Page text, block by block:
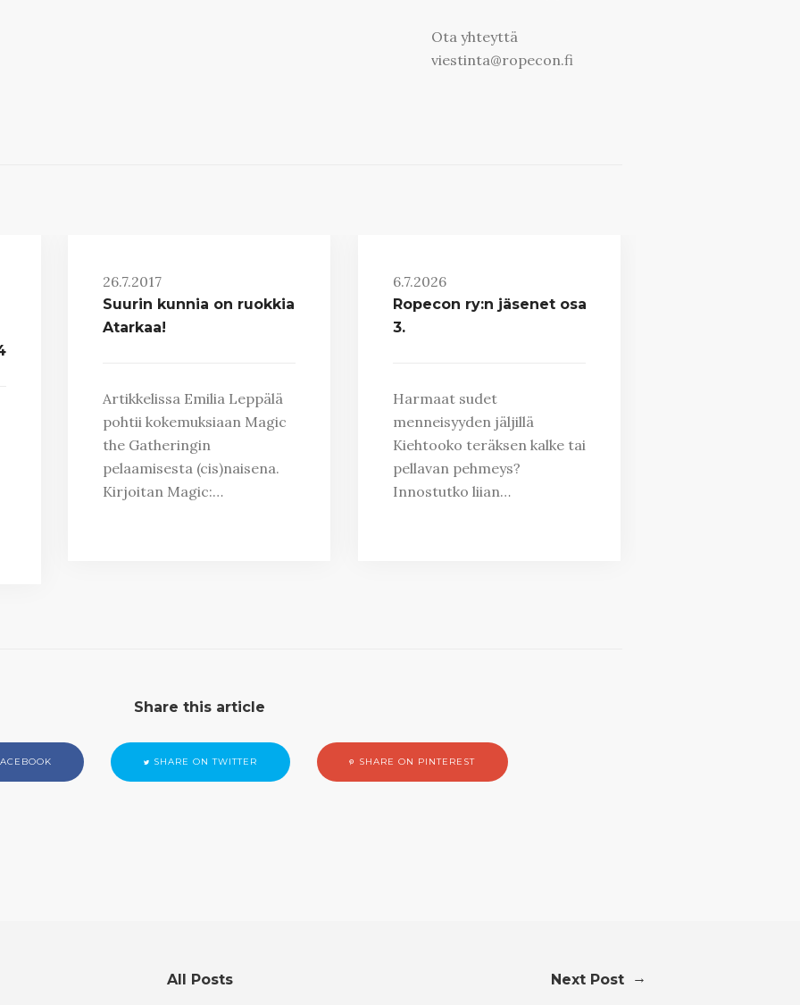
Ota yhteyttä
viestinta@ropecon.fi
26.7.2017
Suurin kunnia on ruokkia
Atarkaa!
Artikkelissa Emilia Leppälä
pohtii kokemuksiaan Magic
the Gatheringin
pelaamisesta (cis)naisena.
Kirjoitan Magic:…
6.7.2026
Ropecon ry:n jäsenet osa
3.
Harmaat sudet
menneisyyden jäljillä
Kiehtooko teräksen kalke tai
pellavan pehmeys?
Innostutko liian…
Share this article
SHARE ON TWITTER SHARE ON PINTEREST
All Posts Next Post →